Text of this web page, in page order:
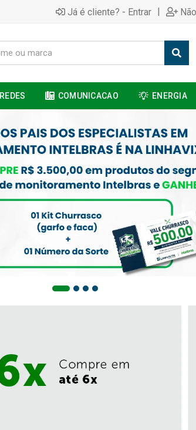
Já é cliente? - Entrar |
REDES COMUNICACAO ENERGIA